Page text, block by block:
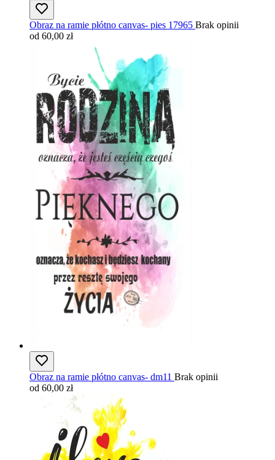
Obraz na ramie płótno canvas- pies 17965 Brak opinii
od 60,00 zł
Obraz na ramie płótno canvas- dm11 Brak opinii
od 60,00 zł